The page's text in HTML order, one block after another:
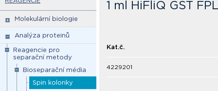
Molekulární biologie
Analýza proteinů
Reagencie pro
separační metody
Bioseparační média
Spin kolonky
1 ml HiFliQ GST
Kat.č.
4229201